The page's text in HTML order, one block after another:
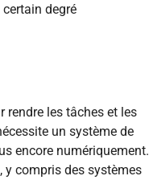
degré
rendre les tâches et les
un système de
encore numériquement.
y compris des systèmes